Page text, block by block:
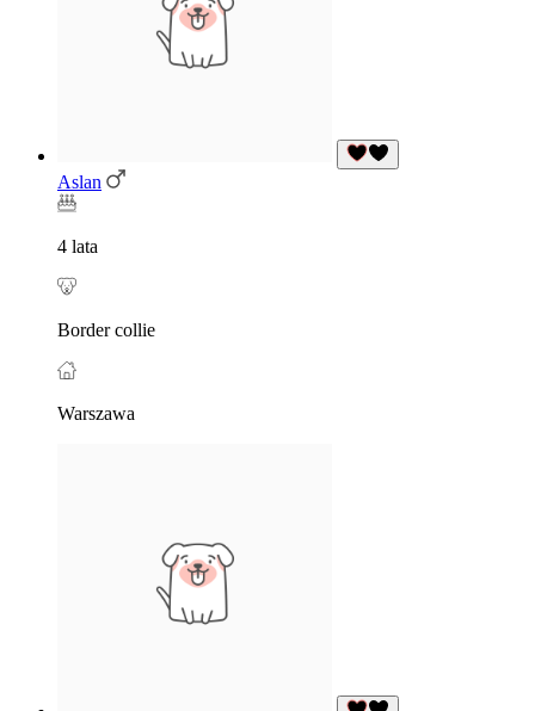
Aslan
4 lata
Border collie
Warszawa